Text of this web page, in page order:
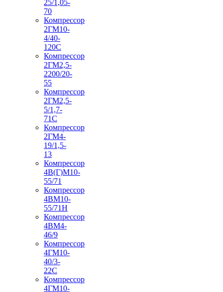
25/1,05-
70
Компрессор
2ГМ10-
4/40-
120С
Компрессор
2ГМ2,5-
2200/20-
55
Компрессор
2ГМ2,5-
5/1,7-
71С
Компрессор
2ГМ4-
19/1,5-
13
Компрессор
4В(Г)М10-
55/71
Компрессор
4ВМ10-
55/71Н
Компрессор
4ВМ4-
46/9
Компрессор
4ГМ10-
40/3-
22С
Компрессор
4ГМ10-